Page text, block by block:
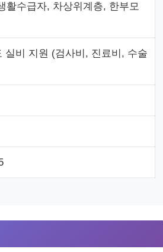
활수급자, 차상위계층, 한부모
실비 지원 (검사비, 진료비, 수술